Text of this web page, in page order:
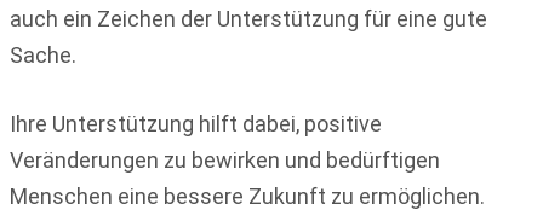
auch ein Zeichen der Unterstützung für eine gute
Sache.
Ihre Unterstützung hilft dabei, positive
Veränderungen zu bewirken und bedürftigen
Menschen eine bessere Zukunft zu ermöglichen.